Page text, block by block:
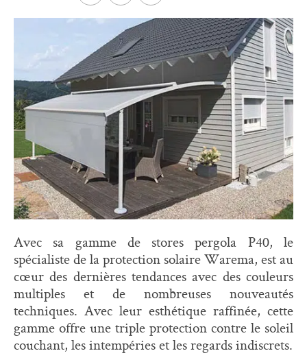
Avec sa gamme de stores pergola P40, le
spécialiste de la protection solaire Warema, est au
cœur des dernières tendances avec des couleurs
multiples et de nombreuses nouveautés
techniques. Avec leur esthétique raffinée, cette
gamme offre une triple protection contre le soleil
couchant, les intempéries et les regards indiscrets.